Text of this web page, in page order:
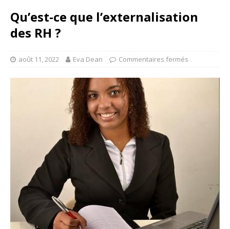
Qu’est-ce que l’externalisation
des RH ?
août 11, 2022 Eva Dean Commentaires fermés